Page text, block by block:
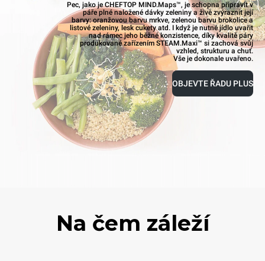
Pec, jako je CHEFTOP MIND.Maps™, je schopna připravit v
páře plné naložené dávky zeleniny a živě zvýraznit její
barvy: oranžovou barvu mrkve, zelenou barvu brokolice a
listové zeleniny, lesk cukety atd. I když je nutné jídlo uvařit
nad rámec jeho běžné konzistence, díky kvalitě páry
produkované zařízením STEAM.Maxi™ si zachová svůj
vzhled, strukturu a chuť.
Vše je dokonale uvařeno.
OBJEVTE ŘADU PLUS
Na čem záleží